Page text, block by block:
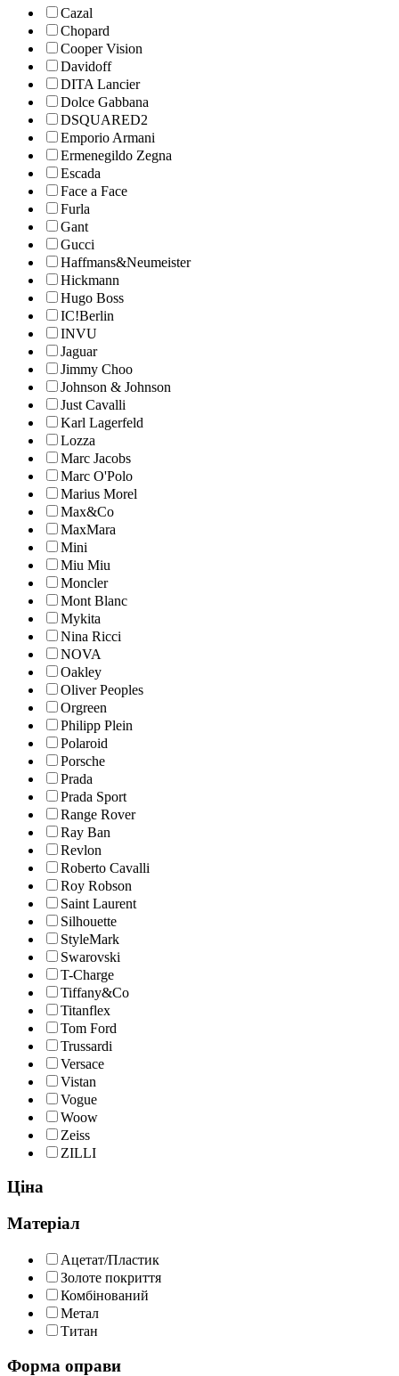
Cazal
Chopard
Cooper Vision
Davidoff
DITA Lancier
Dolce Gabbana
DSQUARED2
Emporio Armani
Ermenegildo Zegna
Escada
Face a Face
Furla
Gant
Gucci
Haffmans&Neumeister
Hickmann
Hugo Boss
IC!Berlin
INVU
Jaguar
Jimmy Choo
Johnson & Johnson
Just Cavalli
Karl Lagerfeld
Lozza
Marc Jacobs
Marc O'Polo
Marius Morel
Max&Co
MaxMara
Mini
Miu Miu
Moncler
Mont Blanc
Mykita
Nina Ricci
NOVA
Oakley
Oliver Peoples
Orgreen
Philipp Plein
Polaroid
Porsche
Prada
Prada Sport
Range Rover
Ray Ban
Revlon
Roberto Cavalli
Roy Robson
Saint Laurent
Silhouette
StyleMark
Swarovski
T-Charge
Tiffany&Co
Titanflex
Tom Ford
Trussardi
Versace
Vistan
Vogue
Woow
Zeiss
ZILLI
Ціна
Матеріал
Ацетат/Пластик
Золоте покриття
Комбінований
Метал
Титан
Форма оправи